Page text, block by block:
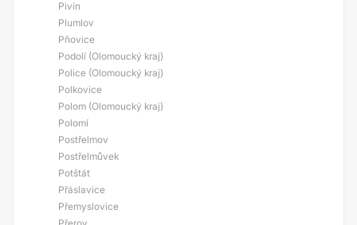
Pivín
Plumlov
Pňovice
Podolí (Olomoucký kraj)
Police (Olomoucký kraj)
Polkovice
Polom (Olomoucký kraj)
Polomí
Postřelmov
Postřelmůvek
Potštát
Přáslavice
Přemyslovice